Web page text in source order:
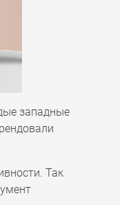
западные
Так